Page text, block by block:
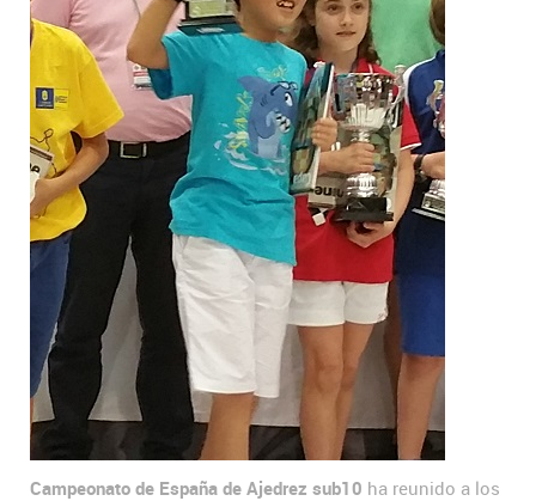
Campeonato de España de Ajedrez sub10 ha reunido a los